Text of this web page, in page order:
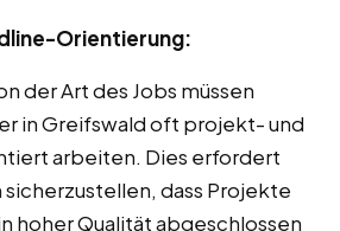
Orientierung:
der Art des Jobs müssen
in Greifswald oft projekt- und
arbeiten. Dies erfordert
dass Projekte
hoher Qualität abgeschlossen